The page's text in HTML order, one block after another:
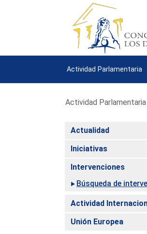
Actividad Parlamentaria
Actividad Parlamentaria
Actualidad
Iniciativas
Intervenciones
Búsqueda de
Actividad
Unión Europea